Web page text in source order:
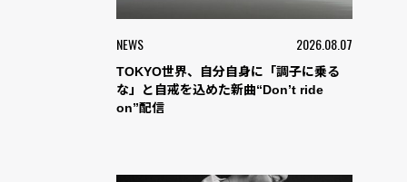
NEWS 2026.08.07
TOKYO世界、自分自身に「調子に乗る
な」と自戒を込めた新曲“Don’t ride
on”配信